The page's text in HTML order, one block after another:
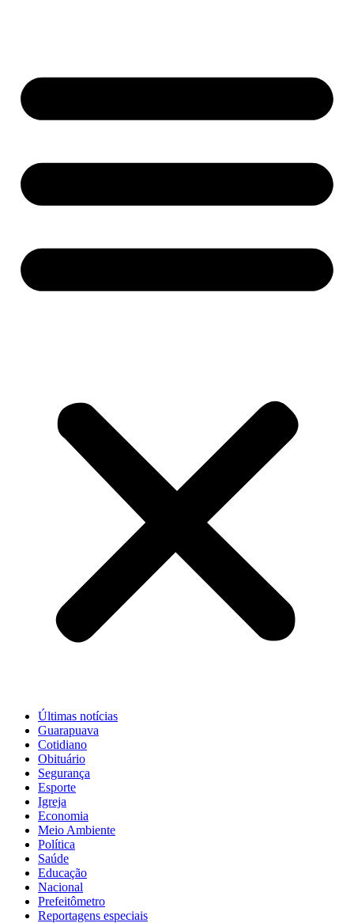
Últimas notícias
Guarapuava
Cotidiano
Obituário
Segurança
Esporte
Igreja
Economia
Meio Ambiente
Política
Saúde
Educação
Nacional
Prefeitômetro
Reportagens especiais